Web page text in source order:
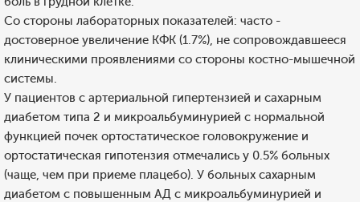
Со стороны лабораторных показателей: часто -
достоверное увеличение КФК (1.7%), не сопровождавшееся
клиническими проявлениями со стороны костно-мышечной
системы.
У пациентов с артериальной гипертензией и сахарным
диабетом типа 2 и микроальбуминурией с нормальной
функцией почек ортостатическое головокружение и
ортостатическая гипотензия отмечались у 0.5% больных
(чаще, чем при приеме плацебо). У больных сахарным
диабетом с повышенным АД с микроальбуминурией и